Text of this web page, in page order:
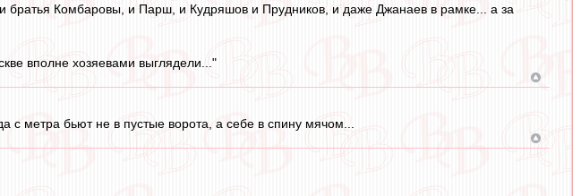
Комбаровы, и Парш, и Кудряшов и Прудников, и даже Джанаев в рамке... а за
вполне хозяевами выглядели..."
с метра бьют не в пустые ворота, а себе в спину мячом...